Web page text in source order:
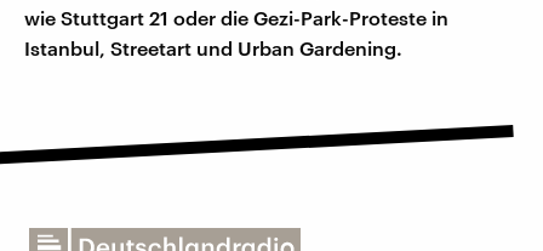
wie Stuttgart 21 oder die Gezi-Park-Proteste in
Istanbul, Streetart und Urban Gardening.